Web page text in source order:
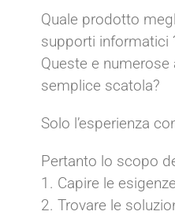
Quale prodotto
supporti informatici
Queste e
semplice scatola?
Solo l’esperienza
Pertanto lo scopo
1. Capire le
2. Trovare le